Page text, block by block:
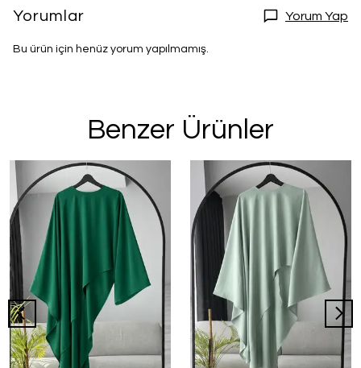
Yorumlar Yorum Yap
Bu ürün için henüz yorum yapılmamış.
Benzer Ürünler